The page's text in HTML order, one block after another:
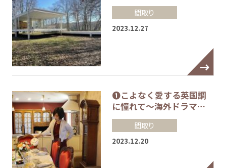
間取り
2023.12.27
❶こよなく愛する英国調
に憧れて～海外ドラマ…
間取り
2023.12.20